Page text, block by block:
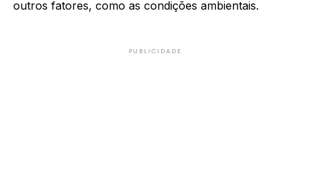
outros fatores, como as condições ambientais.
PUBLICIDADE